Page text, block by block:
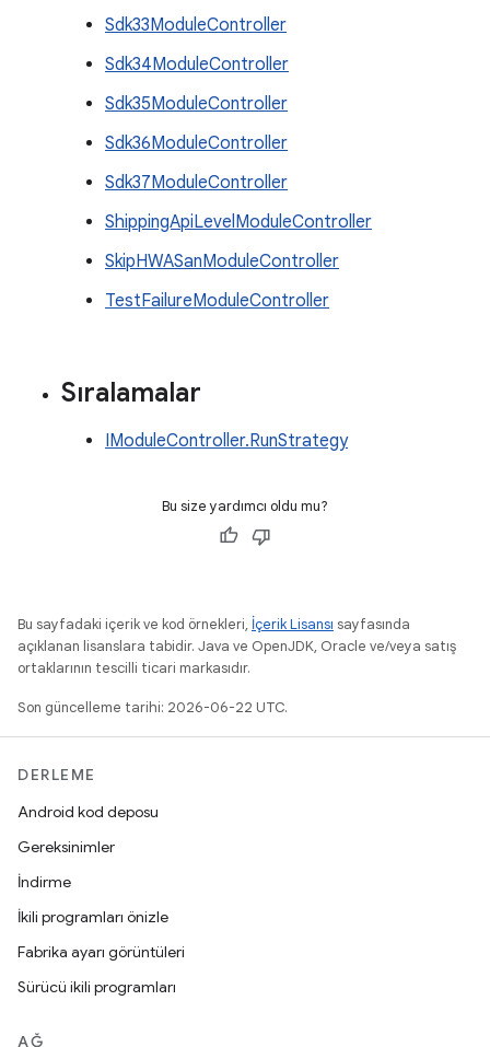
Sdk33ModuleController
Sdk34ModuleController
Sdk35ModuleController
Sdk36ModuleController
Sdk37ModuleController
ShippingApiLevelModuleController
SkipHWASanModuleController
TestFailureModuleController
Sıralamalar
IModuleController.RunStrategy
Bu size yardımcı oldu mu?
Bu sayfadaki içerik ve kod örnekleri, İçerik Lisansı sayfasında
açıklanan lisanslara tabidir. Java ve OpenJDK, Oracle ve/veya satış
ortaklarının tescilli ticari markasıdır.
Son güncelleme tarihi: 2026-06-22 UTC.
DERLEME
Android kod deposu
Gereksinimler
İndirme
İkili programları önizle
Fabrika ayarı görüntüleri
Sürücü ikili programları
AĞ